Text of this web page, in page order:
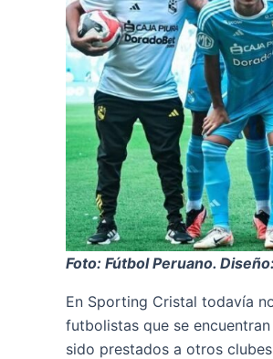
Foto: Fútbol Peruano.
En Sporting Cristal todavía
futbolistas que se encuentran
sido prestados a otros